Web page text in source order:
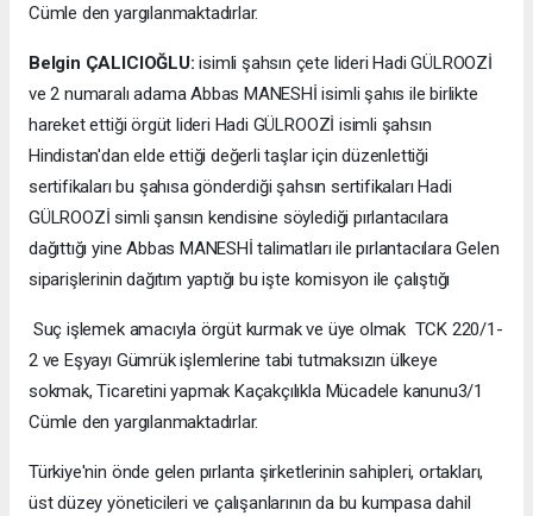
Cümle den yargılanmaktadırlar.
Belgin ÇALICIOĞLU: isimli şahsın çete lideri Hadi GÜLROOZİ
ve 2 numaralı adama Abbas MANESHİ isimli şahıs ile birlikte
hareket ettiği örgüt lideri Hadi GÜLROOZİ isimli şahsın
Hindistan'dan elde ettiği değerli taşlar için düzenlettiği
sertifikaları bu şahısa gönderdiği şahsın sertifikaları Hadi
GÜLROOZİ simli şansın kendisine söylediği pırlantacılara
dağıttığı yine Abbas MANESHİ talimatları ile pırlantacılara Gelen
siparişlerinin dağıtım yaptığı bu işte komisyon ile çalıştığı
Suç işlemek amacıyla örgüt kurmak ve üye olmak TCK 220/1-
2 ve Eşyayı Gümrük işlemlerine tabi tutmaksızın ülkeye
sokmak, Ticaretini yapmak Kaçakçılıkla Mücadele kanunu3/1
Cümle den yargılanmaktadırlar.
Türkiye'nin önde gelen pırlanta şirketlerinin sahipleri, ortakları,
üst düzey yöneticileri ve çalışanlarının da bu kumpasa dahil